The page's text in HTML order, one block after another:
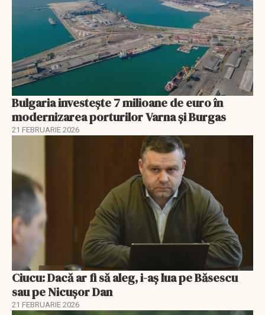
Bulgaria investește 7 milioane de euro în
modernizarea porturilor Varna și Burgas
21 FEBRUARIE 2026
Ciucu: Dacă ar fi să aleg, i-aș lua pe Băsescu
sau pe Nicușor Dan
21 FEBRUARIE 2026